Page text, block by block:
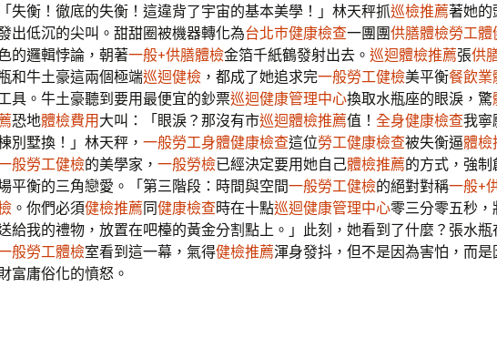
「失衡！徹底的失衡！這違背了宇宙的基本美學！」林天秤抓巡檢推薦著她的
出低沉的尖叫。甜甜圈被機器轉化為台北巿健康檢查一團團供膳體檢勞工體
的邏輯悖論，朝著一般+供膳體檢金箔千紙鶴發射出去。 巡迴體檢推薦張供
和牛土豪這兩個極端巡迴健檢 ，都成了她追求完一般勞工健檢美平衡餐飲業
具。牛土豪聽到要用最便宜的鈔票巡迴健康管理中心換取水瓶座的眼淚，驚
恐地體檢費用 大叫：「眼淚？那沒有市巡迴體檢推薦值！ 全身健康檢查我寧
別墅換！」林天秤， 一般勞工身體健康檢查這位勞工健康檢查被失衡逼體檢
般勞工健檢的美學家， 一般勞檢已經決定要用她自己體檢推薦的方式，強制
平衡的三角戀愛。「第三階段：時間與空間一般勞工健檢的絕對對稱一般+
。你們必須健檢推薦同健康檢查時在十點巡迴健康管理中心零三分零五秒，
給我的禮物，放置在吧檯的黃金分割點上。」此刻，她看到了什麼？張水瓶
般勞工體檢室看到這一幕，氣得健檢推薦渾身發抖，但不是因為害怕，而是
富庸俗化的憤怒。